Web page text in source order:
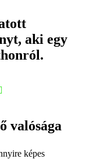
aki egy
valósága
képes